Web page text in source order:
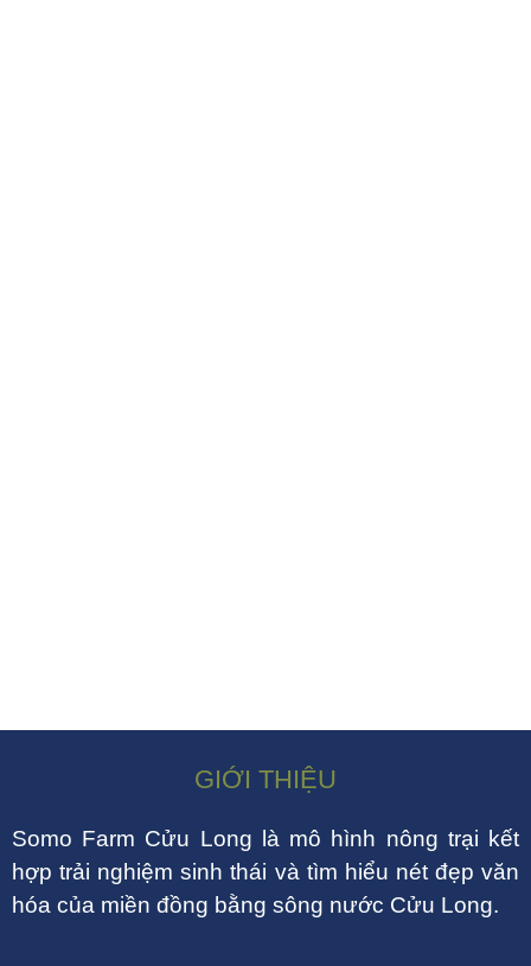
GIỚI THIỆU
Somo Farm Cửu Long là mô hình nông trại kết
hợp trải nghiệm sinh thái và tìm hiểu nét đẹp văn
hóa của miền đồng bằng sông nước Cửu Long.